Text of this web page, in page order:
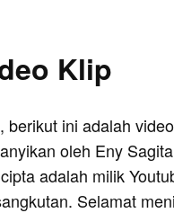
Klip
berikut ini adalah
oleh Eny
adalah milik
Selamat